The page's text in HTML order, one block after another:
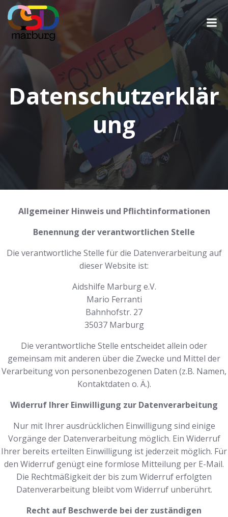
Inhalt
springen
Datenschutzerklär
ung
Allgemeiner Hinweis und Pflichtinformationen
Benennung der verantwortlichen Stelle
Die verantwortliche Stelle für die Datenverarbeitung auf
dieser Website ist:
Aidshilfe Marburg e.V.
Mario Ferranti
Bahnhofstr. 27
35037 Marburg
Die verantwortliche Stelle entscheidet allein oder
gemeinsam mit anderen über die Zwecke und Mittel der
Verarbeitung von personenbezogenen Daten (z.B. Namen,
Kontaktdaten o. Ä.).
Widerruf Ihrer Einwilligung zur Datenverarbeitung
Nur mit Ihrer ausdrücklichen Einwilligung sind einige
Vorgänge der Datenverarbeitung möglich. Ein Widerruf
Ihrer bereits erteilten Einwilligung ist jederzeit möglich. Für
den Widerruf genügt eine formlose Mitteilung per E-Mail.
Die Rechtmäßigkeit der bis zum Widerruf erfolgten
Datenverarbeitung bleibt vom Widerruf unberührt.
Recht auf Beschwerde bei der zuständigen